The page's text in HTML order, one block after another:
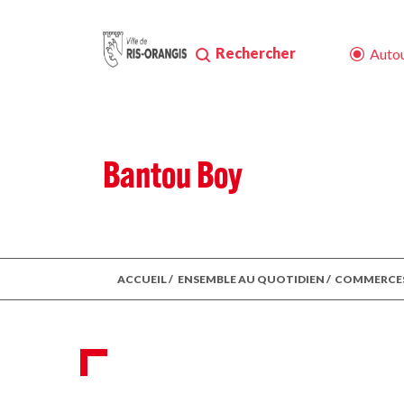
Rechercher
Bantou Boy
ACCUEIL/ ENSEMBLE AU QUOTIDIEN /